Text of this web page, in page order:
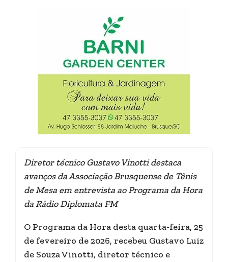
Diretor técnico Gustavo Vinotti destaca
avanços da Associação Brusquense de Tênis
de Mesa em entrevista ao Programa da Hora
da Rádio Diplomata FM
O Programa da Hora desta quarta-feira, 25
de fevereiro de 2026, recebeu Gustavo Luiz
de Souza Vinotti, diretor técnico e